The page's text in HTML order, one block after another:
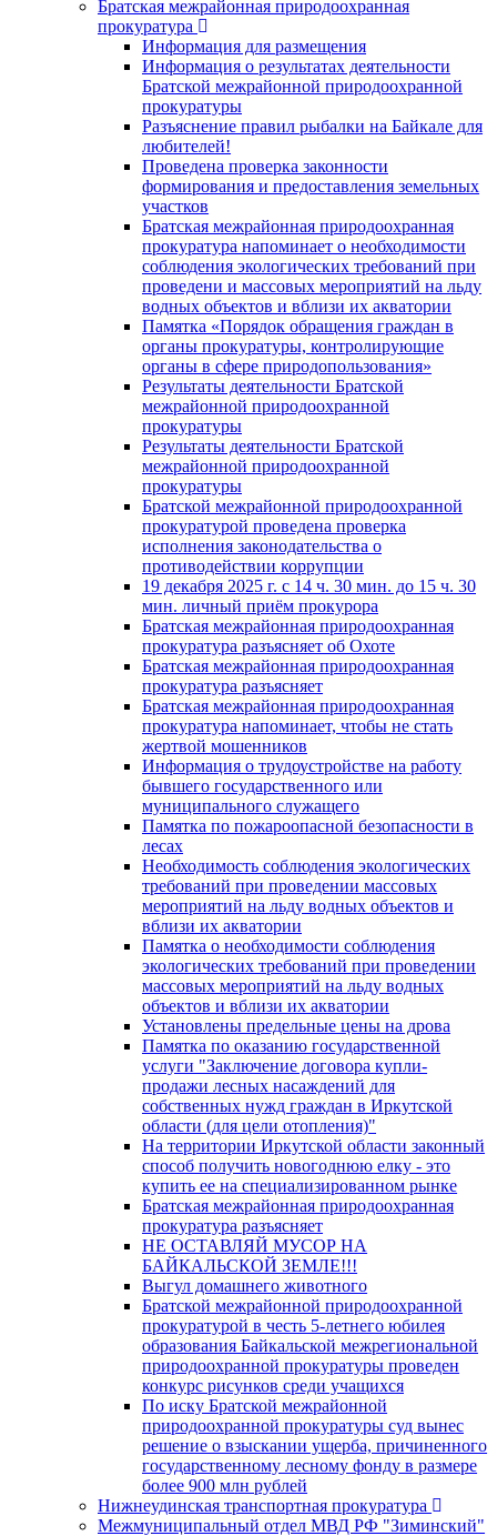
Братская межрайонная природоохранная
прокуратура
Информация для размещения
Информация о результатах деятельности
Братской межрайонной природоохранной
прокуратуры
Разъяснение правил рыбалки на Байкале для
любителей!
Проведена проверка законности
формирования и предоставления земельных
участков
Братская межрайонная природоохранная
прокуратура напоминает о необходимости
соблюдения экологических требований при
проведени и массовых мероприятий на льду
водных объектов и вблизи их акватории
Памятка «Порядок обращения граждан в
органы прокуратуры, контролирующие
органы в сфере природопользования»
Результаты деятельности Братской
межрайонной природоохранной
прокуратуры
Результаты деятельности Братской
межрайонной природоохранной
прокуратуры
Братской межрайонной природоохранной
прокуратурой проведена проверка
исполнения законодательства о
противодействии коррупции
19 декабря 2025 г. с 14 ч. 30 мин. до 15 ч. 30
мин. личный приём прокурора
Братская межрайонная природоохранная
прокуратура разъясняет об Охоте
Братская межрайонная природоохранная
прокуратура разъясняет
Братская межрайонная природоохранная
прокуратура напоминает, чтобы не стать
жертвой мошенников
Информация о трудоустройстве на работу
бывшего государственного или
муниципального служащего
Памятка по пожароопасной безопасности в
лесах
Необходимость соблюдения экологических
требований при проведении массовых
мероприятий на льду водных объектов и
вблизи их акватории
Памятка о необходимости соблюдения
экологических требований при проведении
массовых мероприятий на льду водных
объектов и вблизи их акватории
Установлены предельные цены на дрова
Памятка по оказанию государственной
услуги "Заключение договора купли-
продажи лесных насаждений для
собственных нужд граждан в Иркутской
области (для цели отопления)"
На территории Иркутской области законный
способ получить новогоднюю елку - это
купить ее на специализированном рынке
Братская межрайонная природоохранная
прокуратура разъясняет
НЕ ОСТАВЛЯЙ МУСОР НА
БАЙКАЛЬСКОЙ ЗЕМЛЕ!!!
Выгул домашнего животного
Братской межрайонной природоохранной
прокуратурой в честь 5-летнего юбилея
образования Байкальской межрегиональной
природоохранной прокуратуры проведен
конкурс рисунков среди учащихся
По иску Братской межрайонной
природоохранной прокуратуры суд вынес
решение о взыскании ущерба, причиненного
государственному лесному фонду в размере
более 900 млн рублей
Нижнеудинская транспортная прокуратура
Межмуниципальный отдел МВД РФ "Зиминский"